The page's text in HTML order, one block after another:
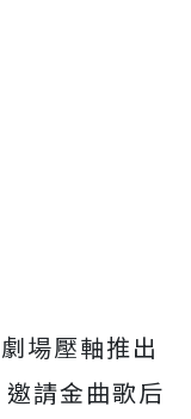
場壓軸推出
請金曲歌后